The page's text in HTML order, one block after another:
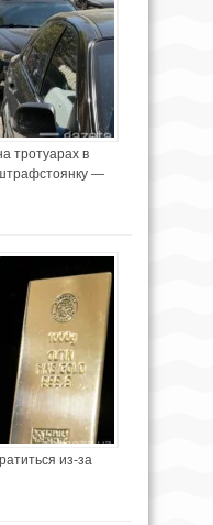
тротуарах в
—
из-за